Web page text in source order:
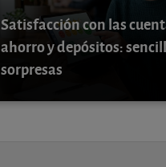
Satisfacción con las
ahorro y depósitos:
sorpresas